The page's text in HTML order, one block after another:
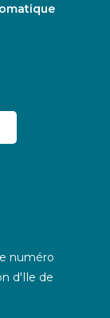
numéro
d'Ile de